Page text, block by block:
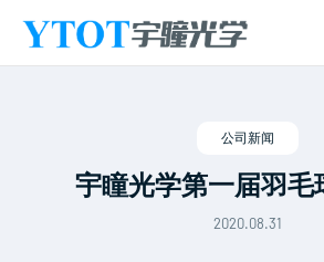
公司新闻
宇瞳光学第一届羽毛
2020.08.31